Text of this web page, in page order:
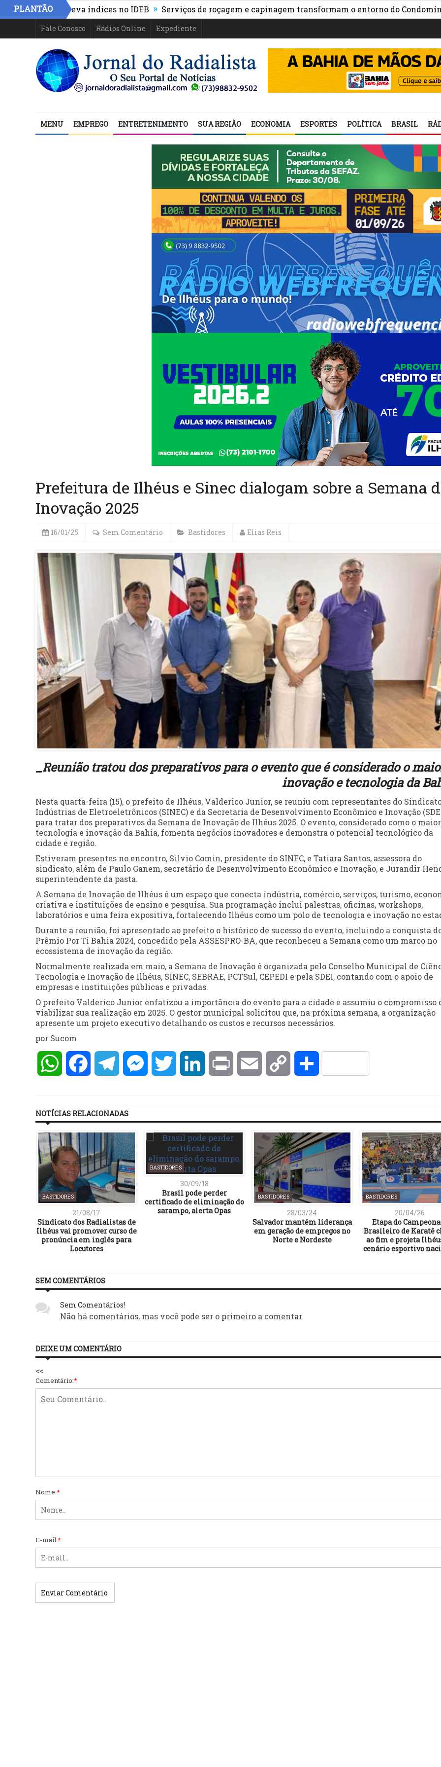
PLANTÃO
e eleva índices no IDEB » Serviços de roçagem e capinagem transformam o entorno do Condomínio
Fale Conosco Rádios Online Expediente
MENU EMPREGO ENTRETENIMENTO SUA REGIÃO ECONOMIA ESPORTES POLÍTICA BRASIL
Prefeitura de Ilhéus e Sinec dialogam sobre a Semana
Inovação 2025
16/01/25 Sem Comentário Bastidores Elias Reis
_Reunião tratou dos preparativos para o evento que é considerado o
inovação e tecnologia da
Nesta quarta-feira (15), o prefeito de Ilhéus, Valderico Junior, se reuniu com representantes do
Indústrias de Eletroeletrônicos (SINEC) e da Secretaria de Desenvolvimento Econômico e Inovação
para tratar dos preparativos da Semana de Inovação de Ilhéus 2025. O evento, considerado como o
tecnologia e inovação da Bahia, fomenta negócios inovadores e demonstra o potencial tecnológico da
cidade e região.
Estiveram presentes no encontro, Silvio Comin, presidente do SINEC, e Tatiara Santos, assessora do
sindicato, além de Paulo Ganem, secretário de Desenvolvimento Econômico e Inovação, e Jurandir
superintendente da pasta.
A Semana de Inovação de Ilhéus é um espaço que conecta indústria, comércio, serviços, turismo,
criativa e instituições de ensino e pesquisa. Sua programação inclui palestras, oficinas, workshops,
laboratórios e uma feira expositiva, fortalecendo Ilhéus como um polo de tecnologia e inovação no
Durante a reunião, foi apresentado ao prefeito o histórico de sucesso do evento, incluindo a conquista
Prêmio Por Ti Bahia 2024, concedido pela ASSESPRO-BA, que reconheceu a Semana como um marco no
ecossistema de inovação da região.
Normalmente realizada em maio, a Semana de Inovação é organizada pelo Conselho Municipal de
Tecnologia e Inovação de Ilhéus, SINEC, SEBRAE, PCTSul, CEPEDI e pela SDEI, contando com o apoio de
empresas e instituições públicas e privadas.
O prefeito Valderico Junior enfatizou a importância do evento para a cidade e assumiu o compromisso
viabilizar sua realização em 2025. O gestor municipal solicitou que, na próxima semana, a organização
apresente um projeto executivo detalhando os custos e recursos necessários.
por Sucom
WhatsAppFacebookTelegramMessengerTwitter LinkedInPrint Email Copy Compartilhar
NOTÍCIAS RELACIONADAS
BASTIDORES
21/08/17
Sindicato dos Radialistas de
Ilhéus vai promover curso de
pronúncia em inglês para
Locutores
BASTIDORES
30/09/18
Brasil pode perder
certificado de eliminação do
sarampo, alerta Opas
BASTIDORES
28/03/24
Salvador mantém liderança
em geração de empregos no
Norte e Nordeste
BASTIDORES
20/04/26
Etapa do
Brasileiro de Karatê
ao fim e projeta
cenário esportivo
SEM COMENTÁRIOS
Sem Comentários!
Não há comentários, mas você pode ser o primeiro a comentar.
DEIXE UM COMENTÁRIO
<<
Comentário:*
Nome:*
E-mail:*